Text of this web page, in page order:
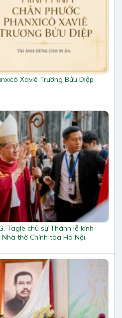
Xaviê Trương Bửu Diệp
Tagle chủ sự Thánh lễ kính
thờ Chính tòa Hà Nội